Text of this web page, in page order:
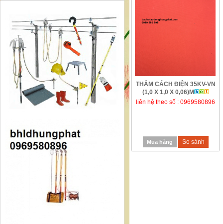
THẢM CÁCH ĐIỆN 35KV-VN
(1,0 X 1,0 X 0,06)M
liên hệ theo số : 0969580896
Mua hàng So sánh